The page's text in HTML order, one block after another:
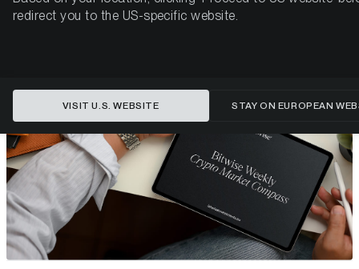
BOUSSOLE HEBDOMADAIRE DU MARCHÉ DES CRYPTO-
MONNAIES DE BITWISE - SEMAINE 8, 2025
redirect you to the US-specific website.
VISIT U.S. WEBSITE STAY ON EUROPEAN